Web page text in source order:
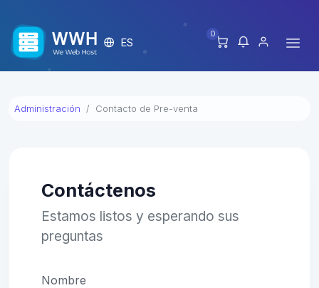
ES
0
Administración Contacto de Pre-venta
Contáctenos
Estamos listos y esperando sus
preguntas
Nombre